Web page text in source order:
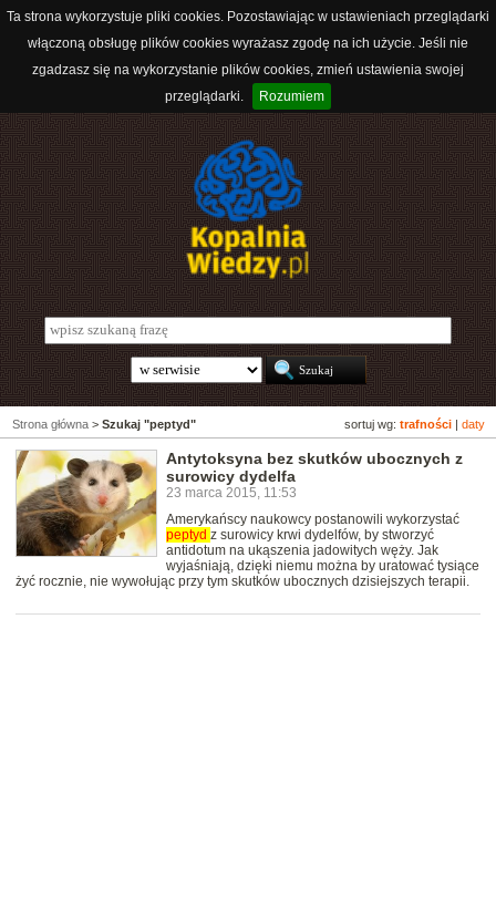
Ta strona wykorzystuje pliki cookies. Pozostawiając w ustawieniach przeglądarki
włączoną obsługę plików cookies wyrażasz zgodę na ich użycie. Jeśli nie
zgadzasz się na wykorzystanie plików cookies, zmień ustawienia swojej
przeglądarki.
Rozumiem
sortuj wg: trafności daty
Strona główna > Szukaj "peptyd"
Antytoksyna bez skutków ubocznych z
surowicy dydelfa
23 marca 2015, 11:53
Amerykańscy naukowcy postanowili wykorzystać
peptyd z surowicy krwi dydelfów, by stworzyć
antidotum na ukąszenia jadowitych węży. Jak
wyjaśniają, dzięki niemu można by uratować tysiące
żyć rocznie, nie wywołując przy tym skutków ubocznych dzisiejszych terapii.